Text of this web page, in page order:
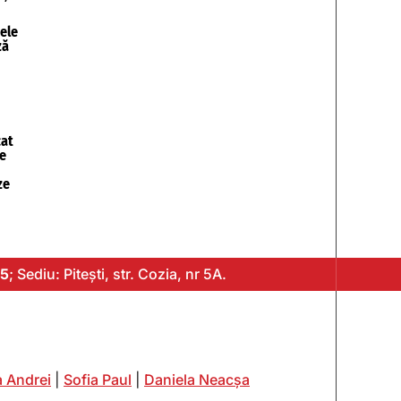
; Sediu: Pitești, str. Cozia, nr 5A.
Andrei Sofia Paul
Daniela Neacșa